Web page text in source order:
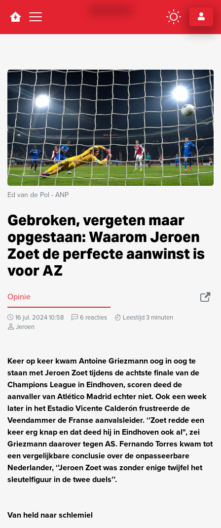
Navigation
Ed van de Pol - ANP
Gebroken, vergeten maar
opgestaan: Waarom Jeroen
Zoet de perfecte aanwinst is
voor AZ
Opinie
16 jul. 2024 10:58 6 reacties
Leestijd 3 minuten
Jeroen
Keer op keer kwam Antoine Griezmann oog in oog te
staan met Jeroen Zoet tijdens de achtste finale van de
Champions League in Eindhoven, scoren deed de
aanvaller van Atlético Madrid echter niet. Ook een week
later in het Estadio Vicente Calderón frustreerde de
Veendammer de Franse aanvalsleider. ‘’Zoet redde een
keer erg knap en dat deed hij in Eindhoven ook al", zei
Griezmann daarover tegen AS. Fernando Torres kwam tot
een vergelijkbare conclusie over de onpasseerbare
Nederlander, ‘’Jeroen Zoet was zonder enige twijfel het
sleutelfiguur in de twee duels’’.
Van held naar schlemiel